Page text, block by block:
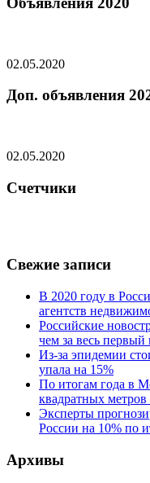
02.05.2020
Доп. объявления
02.05.2020
Счетчики
Свежие записи
В 2020 году в
агентств
Российские
чем за весь первый
Из-за эпидемии
упала на 15%
По итогам года в
квадратных
Эксперты
России на 10% по
Архивы